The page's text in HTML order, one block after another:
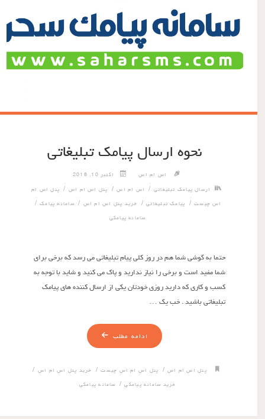
نحوه ارسال پیامک تبلیغاتی
اس ام اس اکتبر 10, 2018
ارسال پیامک تبلیغاتی/ اس ام اس/ پنل اس ام اس/ پنل اس ام
اس چیست/ پیامک تبلیغاتی/ خرید پنل اس ام اس/ سامانه پیامک /
سامانه پیامکی
حتما به گوشی شما هم در روز کلی پیام تبلیغاتی می رسد که برخی برای
شما مفید است و برخی را نیاز ندارید و پاک می کنید و شاید با توجه به
کسب و کاری که دارید روزی خودتان یکی از ارسال کننده های پیامک
تبلیغاتی باشید . خب یک …
ادامه مطلب
پنل اس ام اس / پنل اس ام اس چیست/ خرید پنل اس ام اس/
خرید سامانه پیامکی/ سامانه پیامکی